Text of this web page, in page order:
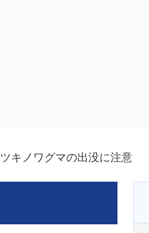
ツキノワグマの出没に注意